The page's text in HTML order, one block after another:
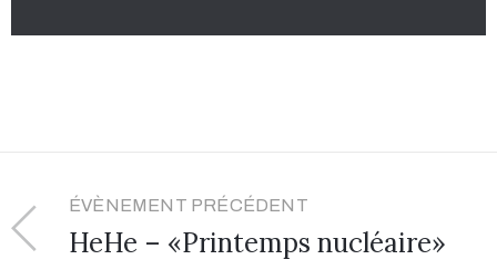
ÉVÈNEMENT PRÉCÉDENT
HeHe – «Printemps nucléaire»